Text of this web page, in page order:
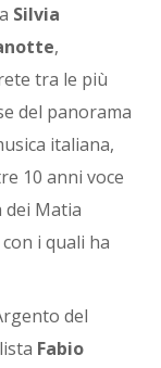
Silvia
,
tra le più
del panorama
italiana,
10 anni voce
dei Matia
i quali ha
del
Fabio